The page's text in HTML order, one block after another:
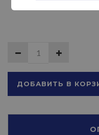
ДОБАВИТЬ В